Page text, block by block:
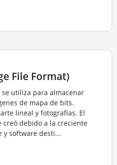
File Format)
se utiliza para almacenar
de mapa de bits.
lineal y fotografías. El
creó debido a la creciente
software desti...